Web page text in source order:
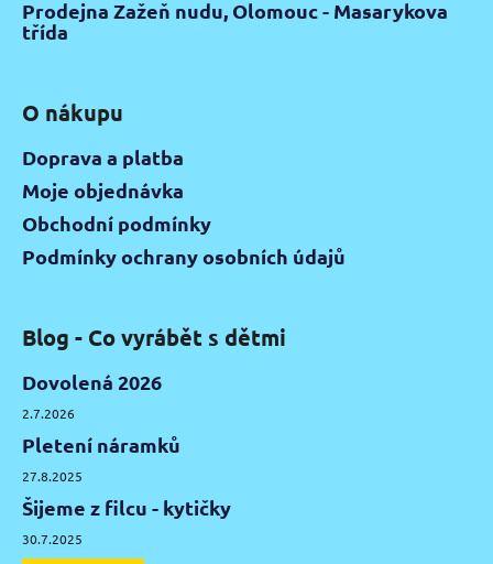
Prodejna Zažeň nudu, Olomouc - Masarykova
třída
O nákupu
Doprava a platba
Moje objednávka
Obchodní podmínky
Podmínky ochrany osobních údajů
Blog - Co vyrábět s dětmi
Dovolená 2026
2.7.2026
Pletení náramků
27.8.2025
Šijeme z filcu - kytičky
30.7.2025